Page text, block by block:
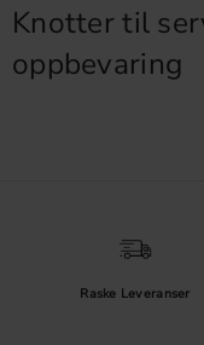
Knotter til
oppbevaring
Velg en størrelse som
Kontroller eksisterende
Raske Leveranser